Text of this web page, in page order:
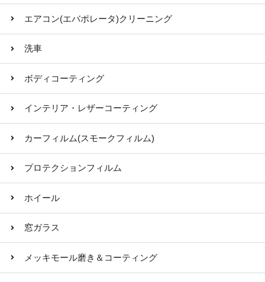
エアコン(エバポレータ)クリーニング
洗車
ボディコーティング
インテリア・レザーコーティング
カーフィルム(スモークフィルム)
プロテクションフィルム
ホイール
窓ガラス
メッキモール磨き＆コーティング